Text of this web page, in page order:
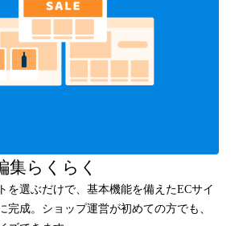
集らくらく
を選ぶだけで、基本機能を備えたECサイ
完成。ショップ運営が初めての方でも、